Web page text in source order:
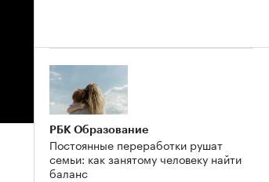
РБК Образование
Постоянные переработки рушат
семьи: как занятому человеку найти
баланс